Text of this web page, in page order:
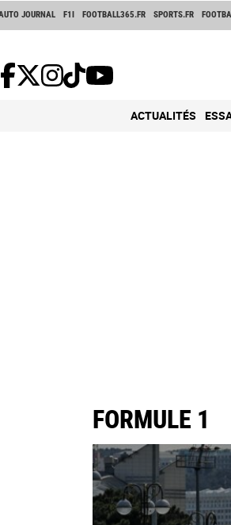
JOURNAL F1I FOOTBALL365.FR SPORTS.FR
ACTUALITÉS
FORMULE 1